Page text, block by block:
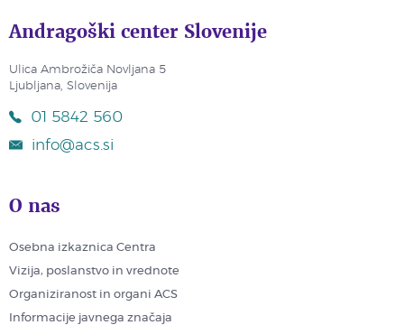
Andragoški center Slovenije
Ulica Ambrožiča Novljana 5
Ljubljana, Slovenija
01 5842 560
info@acs.si
O nas
Osebna izkaznica Centra
Vizija, poslanstvo in vrednote
Organiziranost in organi ACS
Informacije javnega značaja